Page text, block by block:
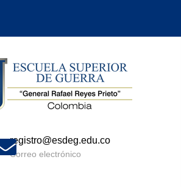
registro@esdeg.edu.co
Correo electrónico